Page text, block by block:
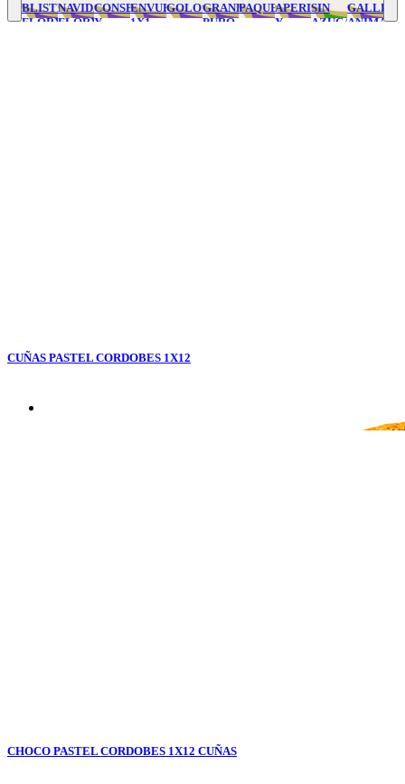
BLISTER
FLORY'S
NAVIDAD
FLORYS
CONSERVAS
Y
ENVUELTOS
1X1
GOLOSINAS
GRANEL
PURO
PAQUETERIA
APERITIVOS
Y
SIN
AZUCAR
CUÑAS PASTEL CORDOBES 1X12
CHOCO PASTEL CORDOBES 1X12 CUÑAS